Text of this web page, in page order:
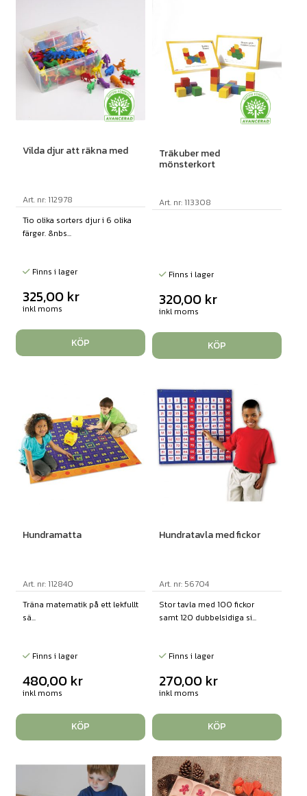
Vilda djur att räkna med
Art. nr: 112978
Tio olika sorters djur i 6 olika
färger. &nbs...
Finns i lager
325,00 kr
inkl moms
KÖP
Träkuber med
mönsterkort
Art. nr: 113308
Finns i lager
320,00 kr
inkl moms
KÖP
Hundramatta
Art. nr: 112840
Träna matematik på ett lekfullt
sä...
Finns i lager
480,00 kr
inkl moms
KÖP
Hundratavla med fickor
Art. nr: 56704
Stor tavla med 100 fickor
samt 120 dubbelsidiga si...
Finns i lager
270,00 kr
inkl moms
KÖP